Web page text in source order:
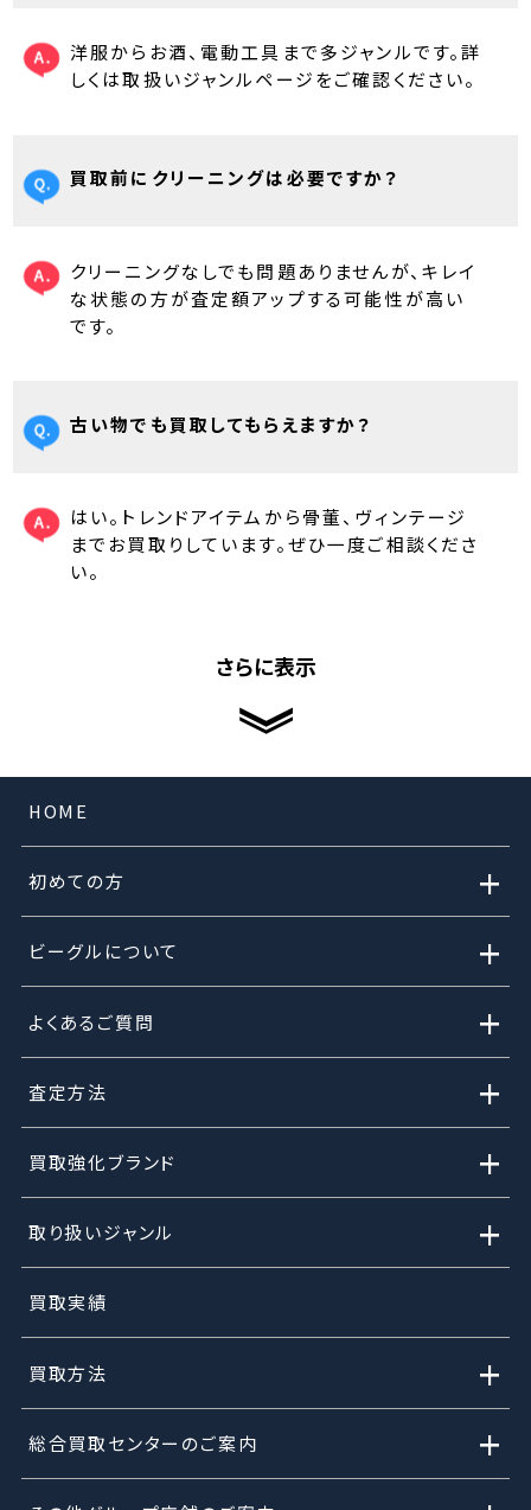
洋服からお酒、電動工具まで多ジャンルです。詳
しくは取扱いジャンルページをご確認ください。
買取前にクリーニングは必要ですか？
クリーニングなしでも問題ありませんが、キレイ
な状態の方が査定額アップする可能性が高い
です。
古い物でも買取してもらえますか？
はい。トレンドアイテムから骨董、ヴィンテージ
までお買取りしています。ぜひ一度ご相談くださ
い。
さらに表示
HOME
初めての方 +
ビーグルについて +
よくあるご質問 +
査定方法 +
買取強化ブランド +
取り扱いジャンル +
買取実績
買取方法 +
総合買取センターのご案内 +